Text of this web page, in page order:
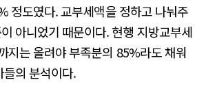
정도였다. 교부세액을 정하고 나눠주
아니었기 때문이다. 현행 지방교부세
지는 올려야 부족분의 85%라도 채워
의 분석이다.